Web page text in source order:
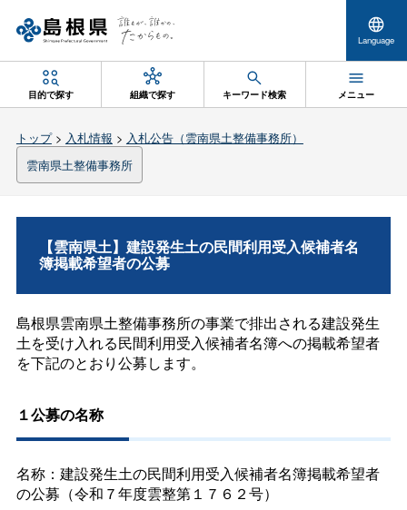
Language
目的で探す 組織で探す キーワード検索 メニュー
トップ> 入札情報 > 入札公告（雲南県土整備事務所）
雲南県土整備事務所
【雲南県土】建設発生土の民間利用受入候補者名
簿掲載希望者の公募
島根県雲南県土整備事務所の事業で排出される建設発生
土を受け入れる民間利用受入候補者名簿への掲載希望者
を下記のとおり公募します。
１公募の名称
名称：建設発生土の民間利用受入候補者名簿掲載希望者
の公募（令和７年度雲整第１７６２号）